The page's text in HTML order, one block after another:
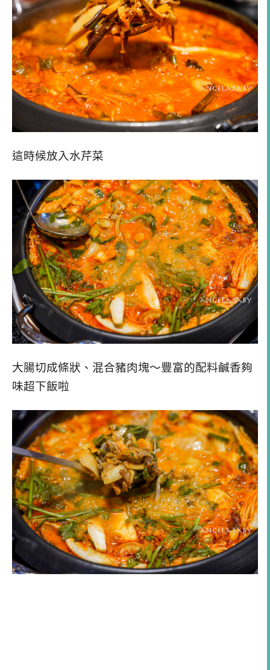
這時候放入水芹菜
大腸切成條狀、混合豬肉塊～豐富的配料鹹香夠
味超下飯啦